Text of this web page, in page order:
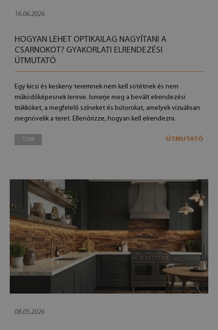
16.06.2026
HOGYAN LEHET OPTIKAILAG NAGYÍTANI A
CSARNOKOT? GYAKORLATI ELRENDEZÉSI
ÚTMUTATÓ
Egy kicsi és keskeny teremnek nem kell sötétnek és nem
működőképesnek lennie. Ismerje meg a bevált elrendezési
trükköket, a megfelelő színeket és bútorokat, amelyek vizuálisan
megnövelik a teret. Ellenőrizze, hogyan kell elrendezni.
TÖBB ÚTMUTATÓ
08.05.2026